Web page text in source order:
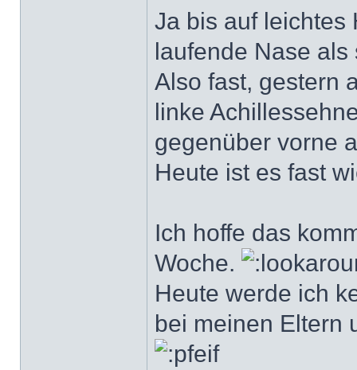
Ja bis auf leichtes
laufende Nase
Also fast, gestern
linke
gegenüber vorne
Heute ist es fast
Ich hoffe das
Woche.
Heute werde ich
bei meinen Eltern